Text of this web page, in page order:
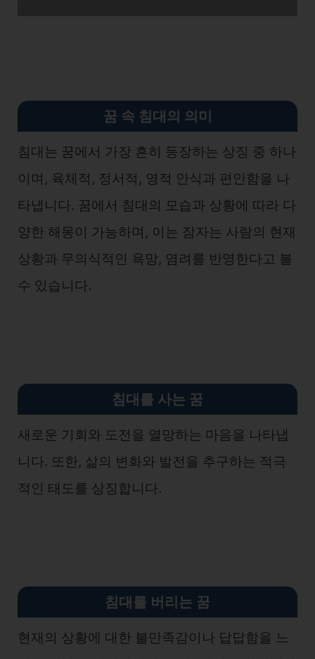
꿈 속 침대의 의미
침대는 꿈에서 가장 흔히 등장하는 상징 중 하나
이며, 육체적, 정서적, 영적 안식과 편안함을 나
타냅니다. 꿈에서 침대의 모습과 상황에 따라 다
양한 해몽이 가능하며, 이는 잠자는 사람의 현재
상황과 무의식적인 욕망, 염려를 반영한다고 볼
수 있습니다.
침대를 사는 꿈
새로운 기회와 도전을 열망하는 마음을 나타냅
니다. 또한, 삶의 변화와 발전을 추구하는 적극
적인 태도를 상징합니다.
침대를 버리는 꿈
현재의 상황에 대한 불만족감이나 답답함을 느